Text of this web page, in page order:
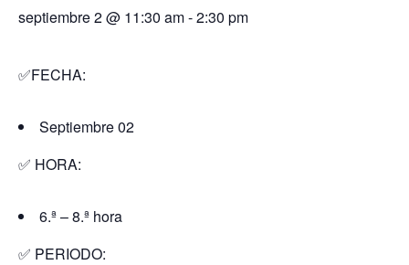
septiembre 2 @ 11:30 am-2:30 pm
✅FECHA:
Septiembre 02
✅ HORA:
6.ª – 8.ª hora
✅ PERIODO: